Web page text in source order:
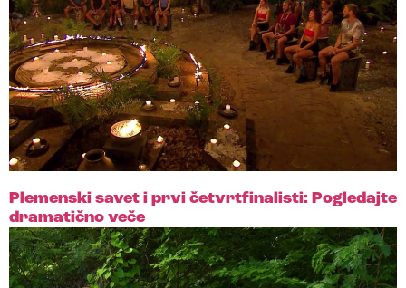
Plemenski savet i prvi četvrtfinalisti: Pogledajte
dramatično veče